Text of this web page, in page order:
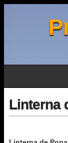
Linterna